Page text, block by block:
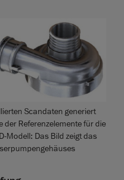
Scandaten generiert
der Referenzelemente für die
Modell: Das Bild zeigt das